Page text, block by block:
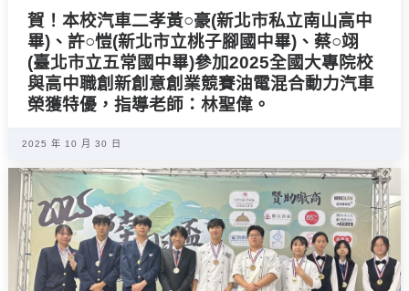
賀！本校汽車二孝黃○豪(新北市私立南山高中
畢)、許○愷(新北市立桃子腳國中畢)、蔡○翊
(臺北市立五常國中畢)參加2025全國大專院校
與高中職創新創意創業競賽油電混合動力汽車
榮獲特優，指導老師：林聖偉。
2025 年 10 月 30 日